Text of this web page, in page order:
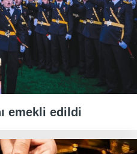
emekli edildi